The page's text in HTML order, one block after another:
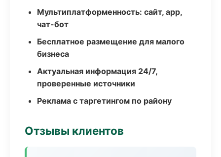
Мультиплатформенность: сайт, app,
чат-бот
Бесплатное размещение для малого
бизнеса
Актуальная информация 24/7,
проверенные источники
Реклама с таргетингом по району
Отзывы клиентов